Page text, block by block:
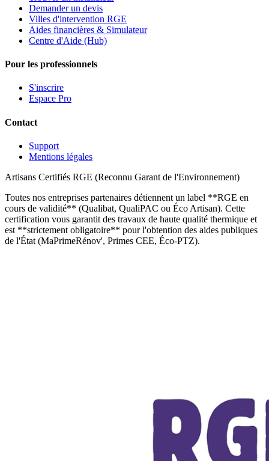
Demander un devis
Villes d'intervention RGE
Aides financières & Simulateur
Centre d'Aide (Hub)
Pour les professionnels
S'inscrire
Espace Pro
Contact
Support
Mentions légales
Artisans Certifiés RGE (Reconnu Garant de l'Environnement)
Toutes nos entreprises partenaires détiennent un label **RGE en
cours de validité** (Qualibat, QualiPAC ou Éco Artisan). Cette
certification vous garantit des travaux de haute qualité thermique et
est **strictement obligatoire** pour l'obtention des aides publiques
de l'État (MaPrimeRénov', Primes CEE, Éco-PTZ).